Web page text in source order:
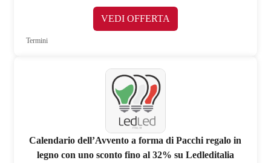
VEDI OFFERTA
Termini
Calendario dell’Avvento a forma di Pacchi regalo in
legno con uno sconto fino al 32% su Ledleditalia